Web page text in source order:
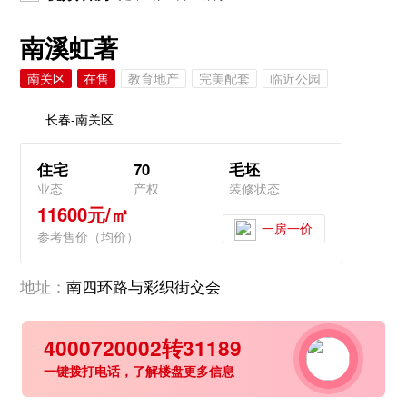
南溪虹著
南关区 在售 教育地产 完美配套 临近公园
长春-南关区
住宅
业态
70
产权
毛坯
装修状态
11600元/㎡
参考售价（均价） 一房一价
地址：南四环路与彩织街交会
4000720002转31189
一键拨打电话，了解楼盘更多信息